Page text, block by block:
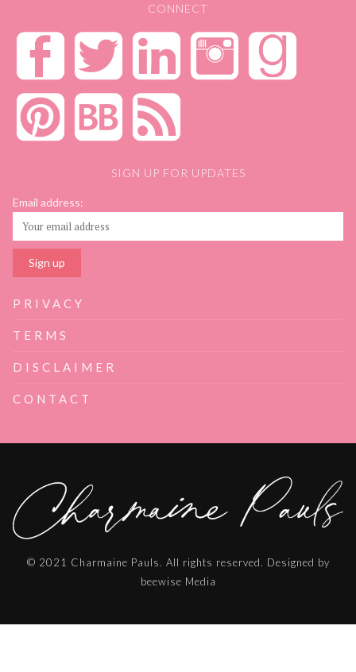
CONNECT
SIGN UP FOR UPDATES
Email address:
PRIVACY
TERMS
DISCLAIMER
CONTACT
© 2021 Charmaine Pauls. All rights reserved. Designed by
beewise Media